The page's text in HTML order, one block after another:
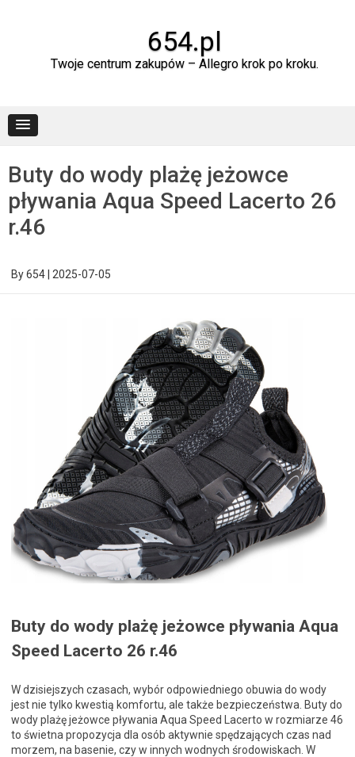
654.pl
Twoje centrum zakupów – Allegro krok po kroku.
Buty do wody plażę jeżowce
pływania Aqua Speed Lacerto 26
r.46
By654 2025-07-05
Buty do wody plażę jeżowce pływania Aqua
Speed Lacerto 26 r.46
W dzisiejszych czasach, wybór odpowiedniego obuwia do wody
jest nie tylko kwestią komfortu, ale także bezpieczeństwa. Buty do
wody plażę jeżowce pływania Aqua Speed Lacerto w rozmiarze 46
to świetna propozycja dla osób aktywnie spędzających czas nad
morzem, na basenie, czy w innych wodnych środowiskach. W